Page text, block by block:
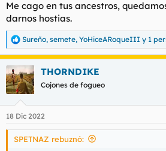
Me cago en tus ancestros,
darnos hostias.
R
e
a
c
c
i
e
s
Sureño, semete, YoHiceARoqueIII y 1
THORNDIKE
Cojones de fogueo
18 Dic 2022
SPETNAZ rebuznó: